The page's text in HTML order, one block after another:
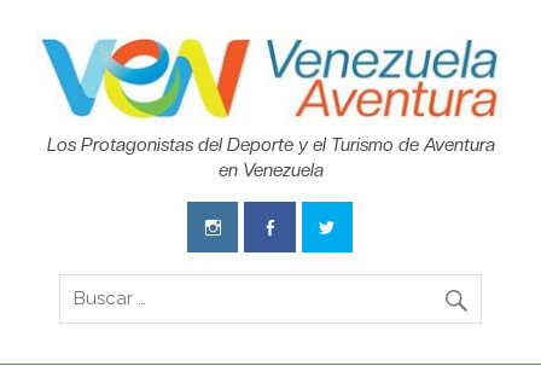
Venezuela
Experience
Los Protagonistas del Deporte y el Turismo de Aventura
en Venezuela